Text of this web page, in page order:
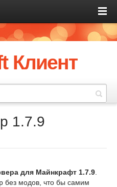
Клиент
1.7.9
для Майнкрафт 1.7.9
без модов, что бы самим